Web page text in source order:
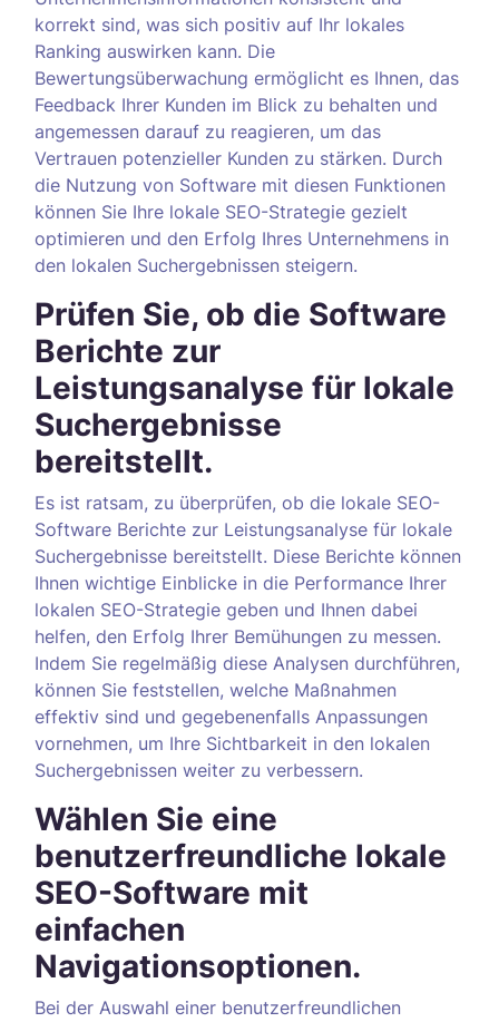
korrekt sind, was sich positiv auf Ihr lokales
Ranking auswirken kann. Die
Bewertungsüberwachung ermöglicht es Ihnen, das
Feedback Ihrer Kunden im Blick zu behalten und
angemessen darauf zu reagieren, um das
Vertrauen potenzieller Kunden zu stärken. Durch
die Nutzung von Software mit diesen Funktionen
können Sie Ihre lokale SEO-Strategie gezielt
optimieren und den Erfolg Ihres Unternehmens in
den lokalen Suchergebnissen steigern.
Prüfen Sie, ob die Software
Berichte zur
Leistungsanalyse für lokale
Suchergebnisse
bereitstellt.
Es ist ratsam, zu überprüfen, ob die lokale SEO-
Software Berichte zur Leistungsanalyse für lokale
Suchergebnisse bereitstellt. Diese Berichte können
Ihnen wichtige Einblicke in die Performance Ihrer
lokalen SEO-Strategie geben und Ihnen dabei
helfen, den Erfolg Ihrer Bemühungen zu messen.
Indem Sie regelmäßig diese Analysen durchführen,
können Sie feststellen, welche Maßnahmen
effektiv sind und gegebenenfalls Anpassungen
vornehmen, um Ihre Sichtbarkeit in den lokalen
Suchergebnissen weiter zu verbessern.
Wählen Sie eine
benutzerfreundliche lokale
SEO-Software mit
einfachen
Navigationsoptionen.
Bei der Auswahl einer benutzerfreundlichen